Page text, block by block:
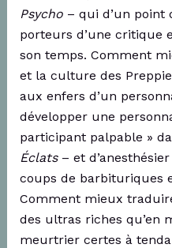
Psycho– qui d’un point
porteurs d’une critique
son temps. Comment
et la culture des
aux enfers d’un
développer une
participant palpable »
Éclats– et
coups de barbituriques
Comment mieux
des ultras riches qu’en
meurtrier certes à